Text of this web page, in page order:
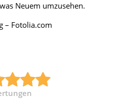
Neuem umzusehen.
– Fotolia.com